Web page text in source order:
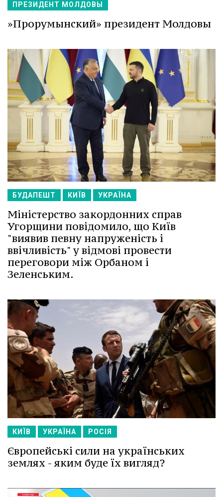
ПРЕЗИДЕНТ МОЛДОВЫ
»Прорумынский» президент Молдовы
БУДАПЕШТ КИЇВ УКРАЇНА
Міністерство закордонних справ
Угорщини повідомило, що Київ
"виявив певну напруженість і
ввічливість" у відмові провести
переговори між Орбаном і
Зеленським.
КИЇВ УКРАЇНА РОСІЯ
Європейські сили на українських
землях - яким буде їх вигляд?